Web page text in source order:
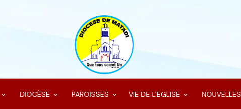
DIOCÈSE PAROISSES VIE DE L'EGLISE NOUVELLES